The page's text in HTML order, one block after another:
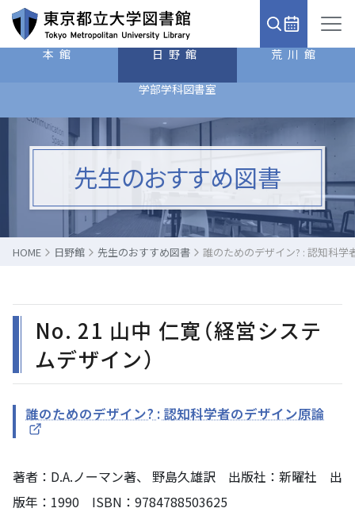
本館 日野館 荒川館
学部学科図書室
先生のおすすめ図書
HOME 日野館 先生のおすすめ図書 誰のためのデザイン? : 認知科学
No. 21 山中 仁寛（経営システ
ムデザイン）
誰のためのデザイン? : 認知科学者のデザイン原論
著者：D.A.ノーマン著、 野島久雄訳 出版社：新曜社 出
版年：1990 ISBN：9784788503625